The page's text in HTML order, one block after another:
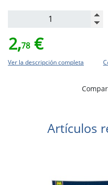
2,78 €
Ver la descripción completa
Artículos